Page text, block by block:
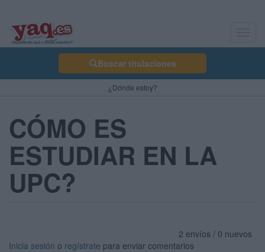
Buscar titulaciones
¿Dónde estoy?
CÓMO ES
ESTUDIAR EN LA
UPC?
2 envíos / 0 nuevos
Inicia sesión o regístrate para enviar comentarios